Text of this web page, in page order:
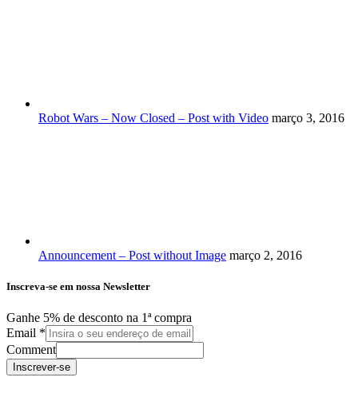
Robot Wars – Now Closed – Post with Video março 3, 2016
Announcement – Post without Image março 2, 2016
Inscreva-se em nossa Newsletter
Ganhe 5% de desconto na 1ª compra
Email *
Comment
Inscrever-se